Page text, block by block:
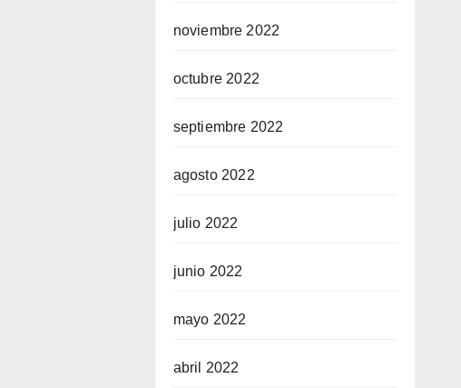
noviembre 2022
octubre 2022
septiembre 2022
agosto 2022
julio 2022
junio 2022
mayo 2022
abril 2022